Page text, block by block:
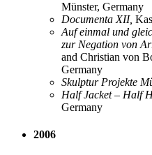
Münster, Germany
Documenta XII,
Auf einmal und
zur Negation von
and Christian von
Germany
Skulptur Projekte
Half Jacket – Half
Germany
2006